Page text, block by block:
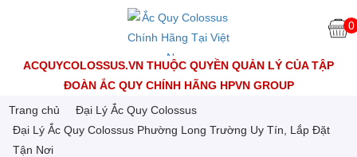
0
ACQUYCOLOSSUS.VN THUỘC QUYỀN QUẢN LÝ CỦA TẬP
ĐOÀN ẮC QUY CHÍNH HÃNG HPVN GROUP
Trang chủ
Đại Lý Ắc Quy Colossus
Đại Lý Ắc Quy Colossus Phường Long Trường Uy Tín, Lắp Đặt
Tận Nơi